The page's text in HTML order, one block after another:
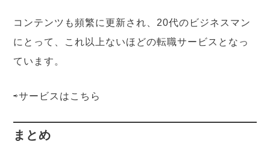
コンテンツも頻繁に更新され、20代のビジネスマン
にとって、これ以上ないほどの転職サービスとなっ
ています。
⇨サービスは こちら
まとめ